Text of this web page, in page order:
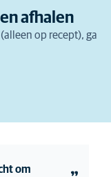
afhalen
op recept), ga
om